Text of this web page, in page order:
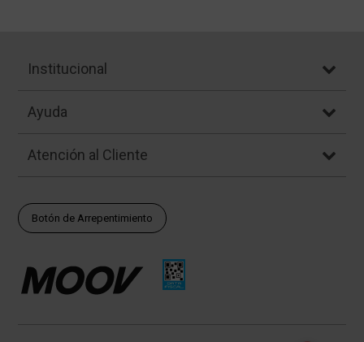
Institucional
Ayuda
Atención al Cliente
Botón de Arrepentimiento